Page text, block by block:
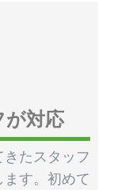
が対応
たスタッフ
す。初めて